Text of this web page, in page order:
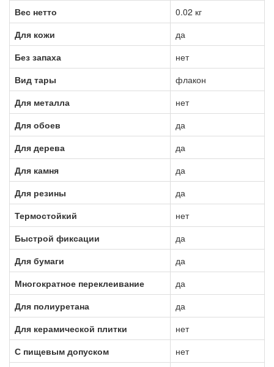
Вес нетто
0.02 кг
Для кожи
да
Без запаха
нет
Вид тары
флакон
Для металла
нет
Для обоев
да
Для дерева
да
Для камня
да
Для резины
да
Термостойкий
нет
Быстрой фиксации
да
Для бумаги
да
Многократное переклеивание
да
Для полиуретана
да
Для керамической плитки
нет
С пищевым допуском
нет